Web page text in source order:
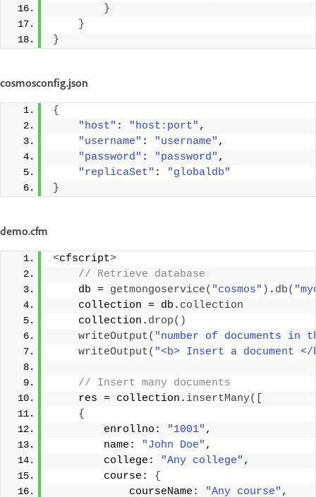
}
}
}
cosmosconfig.json
{
"host" : "host:port" ,
"username" : "username" ,
"password" : "password" ,
"replicaSet" :
"globaldb"
}
demo.cfm
<cfscript>
// Retrieve database
    db =
getmongoservice( "cosmos" ) . db(
    collection = db.
collection
    collection.
drop()
writeOutput( "number of documents in
writeOutput( "<b> Insert a document </
// Insert many documents
    res = collection.
insertMany([
{
        enrollno:
"1001" ,
        name:
"John Doe" ,
        college:
"Any college" ,
        course:
{
            courseName:
"Any course" ,